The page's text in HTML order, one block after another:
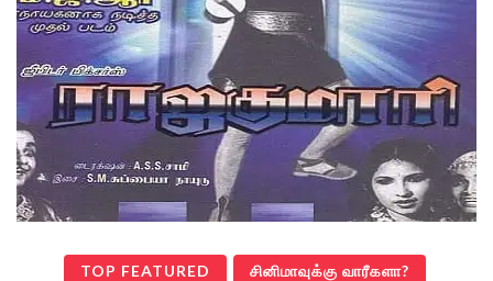
TOP FEATURED சினிமாவுக்கு வாரீகளா?